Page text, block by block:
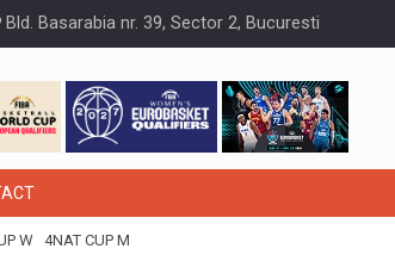
Bld. Basarabia nr. 39, Sector 2, Bucuresti
W 4NAT CUP M